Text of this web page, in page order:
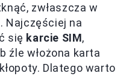
zwłaszcza w
Najczęściej na
się karcie SIM,
źle włożona karta
Dlatego warto